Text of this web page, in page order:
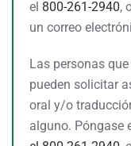
el 800-261-2940,
un correo
Las personas
pueden solicitar
oral y/o
alguno. Póngase